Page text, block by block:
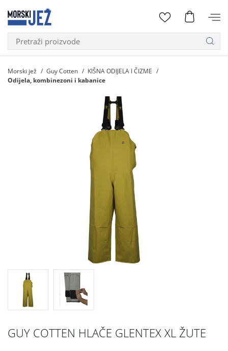
Morski jež Guy Cotten KIŠNA ODIJELA I ČIZME
Odijela, kombinezoni i kabanice
GUY COTTEN HLAČE GLENTEX XL ŽUTE